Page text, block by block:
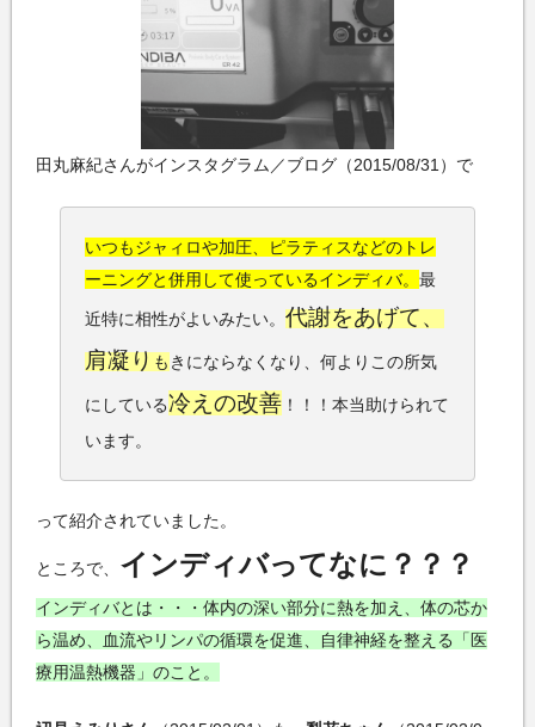
田丸麻紀さんがインスタグラム／ブログ（2015/08/31）で
いつもジャィロや加圧、ピラティスなどのトレ
ーニングと併用して使っているインディバ。 最
近特に相性がよいみたい。 代謝をあげて、
肩凝りも きにならなくなり、何よりこの所気
にしている冷えの改善！！！本当助けられて
います。
って紹介されていました。
ところで、 インディバってなに？？？
インディバとは・・・体内の深い部分に熱を加え、体の芯か
ら温め、血流やリンパの循環を促進、自律神経を整える「医
療用温熱機器」のこと。